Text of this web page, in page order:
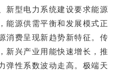
新型电力系统建设要求能源
能源供需平衡和发展模式正
消费呈现新趋势新特征。传
新兴产业用能快速增长，推
弹性系数波动走高。极端天